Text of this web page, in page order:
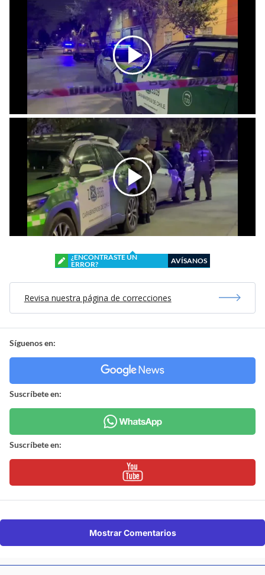
¿ENCONTRASTE UN
ERROR?
AVÍSANOS
Revisa nuestra página de correcciones
Síguenos en:
Suscríbete en:
Suscríbete en:
Mostrar Comentarios